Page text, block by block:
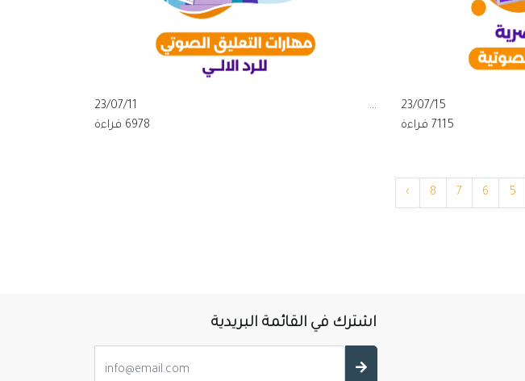
23/07/15
7115 قراءة
...
23/07/11
6978 قراءة
5
6
7
8
›
اشترك في القائمة البريدية